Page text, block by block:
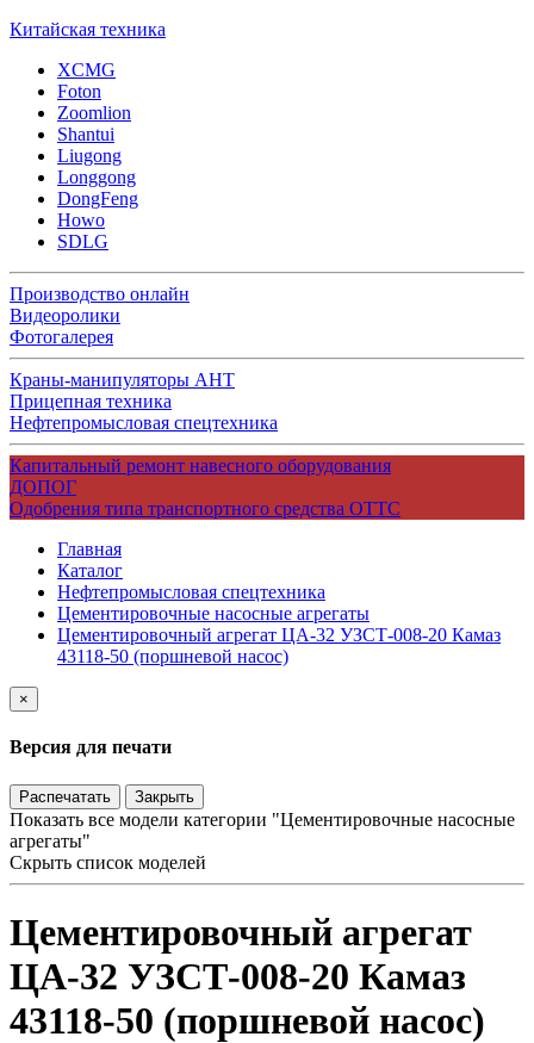
Китайская техника
XCMG
Foton
Zoomlion
Shantui
Liugong
Longgong
DongFeng
Howo
SDLG
Производство онлайн
Видеоролики
Фотогалерея
Краны-манипуляторы АНТ
Прицепная техника
Нефтепромысловая спецтехника
Капитальный ремонт навесного оборудования
ДОПОГ
Одобрения типа транспортного средства ОТТС
Главная
Каталог
Нефтепромысловая спецтехника
Цементировочные насосные агрегаты
Цементировочный агрегат ЦА-32 УЗСТ-008-20 Камаз
43118-50 (поршневой насос)
×
Версия для печати
Распечатать Закрыть
Показать все модели категории "Цементировочные насосные
агрегаты"
Скрыть список моделей
Цементировочный агрегат
ЦА-32 УЗСТ-008-20 Камаз
43118-50 (поршневой насос)